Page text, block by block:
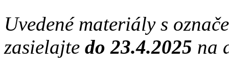
Uvedené materiály s
zasielajte do 23.4.2025 na